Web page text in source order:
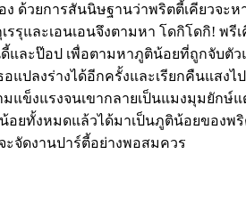
ยการสันนิษฐานว่าพริตตี้เคียวจะหา
และเอนเอนจึงตามหา โดกิโดกิ! พรี
และป๊อป เพื่อตามหาภูติน้อยที่ถูกจับ
ปลงร่างได้อีกครั้งและเรียกคืนแส
แข็งแรงจนเขากลายเป็นแมงมุมยัก
น้อยทั้งหมดแล้วได้มาเป็นภูติน้อยขอ
จัดงานปาร์ตี้อย่างพอสมควร